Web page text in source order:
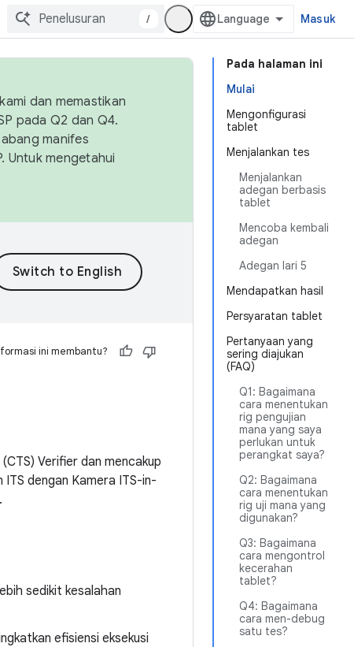
/ Masuk
Pada halaman ini
Mulai
Mengonfigurasi
tablet
Menjalankan tes
Menjalankan
adegan berbasis
tablet
Mencoba kembali
adegan
Adegan lari 5
Mendapatkan hasil
Persyaratan tablet
Pertanyaan yang
sering diajukan
(FAQ)
Q1: Bagaimana
cara menentukan
rig pengujian
mana yang saya
perlukan untuk
perangkat saya?
Q2: Bagaimana
cara menentukan
rig uji mana yang
digunakan?
Q3: Bagaimana
cara mengontrol
kecerahan
tablet?
Q4: Bagaimana
cara men-debug
satu tes?
dan memastikan
pada Q2 dan Q4.
manifes
Untuk mengetahui
ini membantu?
Verifier dan mencakup
dengan Kamera ITS-in-
sedikit kesalahan
efisiensi eksekusi